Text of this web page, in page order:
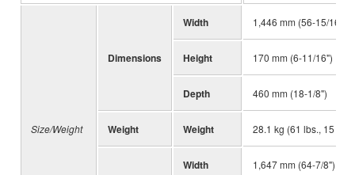
Size/Weight
Dimensions
Width 1,446 mm (56-15/16")
Height 170 mm (6-11/16")
Depth 460 mm (18-1/8")
Weight Weight 28.1 kg (61 lbs., 15 oz.)
Width 1,647 mm (64-7/8")